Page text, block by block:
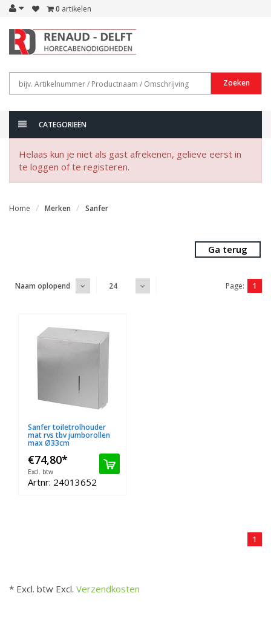
0 artikelen
Zoeken
CATEGORIEËN
Helaas kun je niet als gast afrekenen, gelieve eerst in
te loggen of te registeren.
Home Merken Sanfer
Ga terug
Naam oplopend 24 Page: 1
Sanfer toiletrolhouder
mat rvs tbv jumborollen
max Ø33cm
€74,80*
Excl. btw
Artnr: 24013652
1
* Excl. btw Excl. Verzendkosten